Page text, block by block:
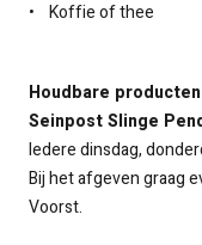
• Koffie of thee
Houdbare
Seinpost Slinge
Iedere dinsdag,
Bij het afgeven graag
Voorst.